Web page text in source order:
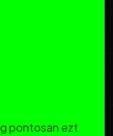
pontosan ezt